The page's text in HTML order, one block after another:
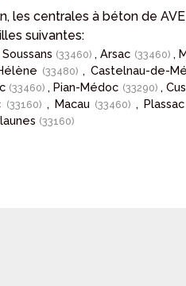
les centrales à béton de
suivantes:
Soussans (33460), Arsac (33460) ,
(33480), Castelnau-de-
(33460), Pian-Médoc (33290),
(33160) , Macau (33460), Plassac
(33160)